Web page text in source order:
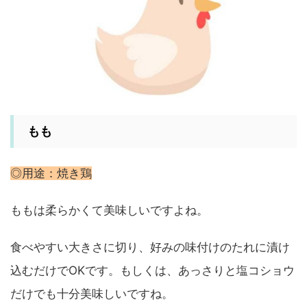
もも
◎用途：焼き鶏
ももは柔らかくて美味しいですよね。
食べやすい大きさに切り、好みの味付けのたれに漬け
込むだけでOKです。もしくは、あっさりと塩コショウ
だけでも十分美味しいですね。